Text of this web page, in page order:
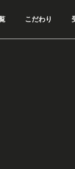
こだわり